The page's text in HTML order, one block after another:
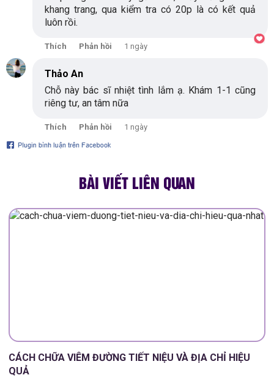
khang trang, qua kiểm tra có 20p là có kết quả
luôn rồi.
Thích Phản hồi 1 ngày
Thảo An
Chỗ này bác sĩ nhiệt tình lắm ạ. Khám 1-1 cũng
riêng tư, an tâm nữa
Thích Phản hồi 1 ngày
BÀI VIẾT LIÊN QUAN
CÁCH CHỮA VIÊM ĐƯỜNG TIẾT NIỆU VÀ ĐỊA CHỈ HIỆU
QUẢ